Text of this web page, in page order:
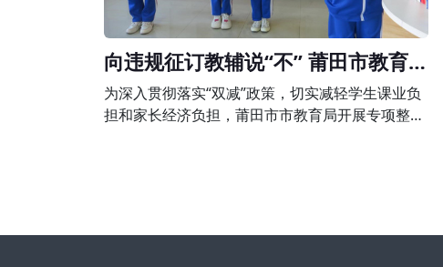
向违规征订教辅说“不” 莆田市教育局
组织开展专项整治行动
为深入贯彻落实“双减”政策，切实减轻学生课业负
担和家长经济负担，莆田市市教育局开展专项整治